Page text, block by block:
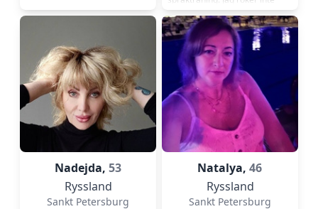
men dricker ibland.
Nadejda, 53
Ryssland
Sankt Petersburg
Natalya,46
Ryssland
Sankt Petersburg